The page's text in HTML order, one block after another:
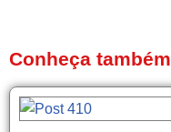
Conheça